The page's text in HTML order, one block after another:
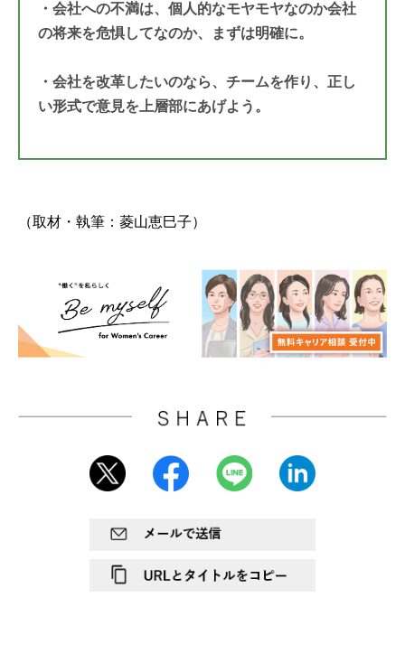
・会社への不満は、個人的なモヤモヤなのか会社
の将来を危惧してなのか、まずは明確に。
・会社を改革したいのなら、チームを作り、正し
い形式で意見を上層部にあげよう。
（取材・執筆：菱山恵巳子）